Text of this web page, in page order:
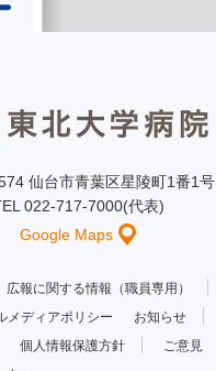
仙台市青葉区星陵町1番1号
022-717-7000(代表)
Google Maps
広報に関する情報（職員専用）
メディアポリシー
お知らせ
個人情報保護方針
ご意見